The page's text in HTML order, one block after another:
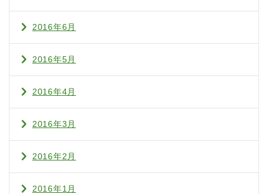
2016年6月
2016年5月
2016年4月
2016年3月
2016年2月
2016年1月